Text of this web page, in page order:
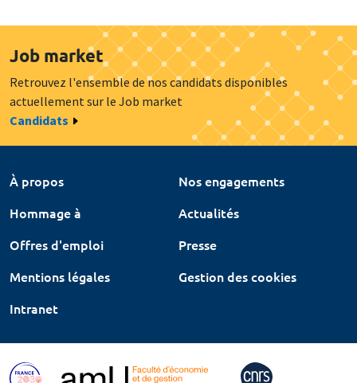
Job market
Retrouvez l'ensemble de nos candidats disponibles
actuellement sur le Job market
Candidats
À propos
Nos engagements
Hommage à
Actualités
Offres d'emploi
Presse
Mentions légales
Gestion des cookies
Intranet